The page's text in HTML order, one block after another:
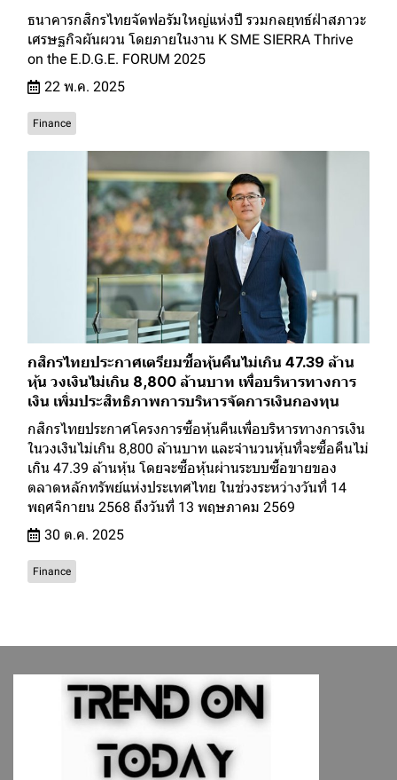
ธนาคารกสิกรไทยจัดฟอรัมใหญ่แห่งปี รวมกลยุทธ์ฝ่าสภาวะ
เศรษฐกิจผันผวน โดยภายในงาน K SME SIERRA Thrive
on the E.D.G.E. FORUM 2025
22 พ.ค. 2025
Finance
กสิกรไทยประกาศเตรียมซื้อหุ้นคืนไม่เกิน 47.39 ล้าน
หุ้น วงเงินไม่เกิน 8,800 ล้านบาท เพื่อบริหารทางการ
เงิน เพิ่มประสิทธิภาพการบริหารจัดการเงินกองทุน
กสิกรไทยประกาศโครงการซื้อหุ้นคืนเพื่อบริหารทางการเงิน
ในวงเงินไม่เกิน 8,800 ล้านบาท และจำนวนหุ้นที่จะซื้อคืนไม่
เกิน 47.39 ล้านหุ้น โดยจะซื้อหุ้นผ่านระบบซื้อขายของ
ตลาดหลักทรัพย์แห่งประเทศไทย ในช่วงระหว่างวันที่ 14
พฤศจิกายน 2568 ถึงวันที่ 13 พฤษภาคม 2569
30 ต.ค. 2025
Finance